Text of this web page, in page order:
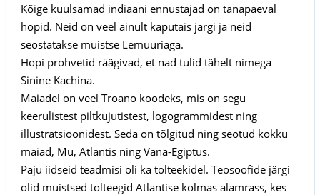
Kõige kuulsamad indiaani ennustajad on tänapäeval
hopid. Neid on veel ainult käputäis järgi ja neid
seostatakse muistse Lemuuriaga.
Hopi prohvetid räägivad, et nad tulid tähelt nimega
Sinine Kachina.
Maiadel on veel Troano koodeks, mis on segu
keerulistest piltkujutistest, logogrammidest ning
illustratsioonidest. Seda on tõlgitud ning seotud kokku
maiad, Mu, Atlantis ning Vana-Egiptus.
Paju iidseid teadmisi oli ka tolteekidel. Teosoofide järgi
olid muistsed tolteegid Atlantise kolmas alamrass, kes